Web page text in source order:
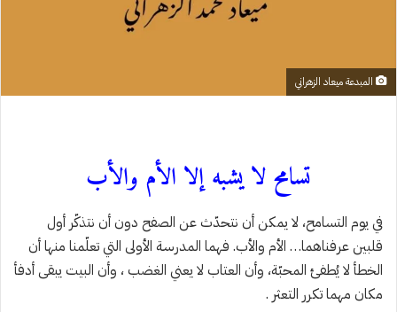
المبدعة ميعاد الزهراني
تسامح لا يشبه إلا الأم والأب
في يوم التسامح، لا يمكن أن نتحدّث عن الصفح دون أن نتذكّر أول
قلبين عرفناهما… الأم والأب. فهما المدرسة الأولى التي تعلّمنا منها أن
الخطأ لا يُطفئ المحبّة، وأن العتاب لا يعني الغضب ، وأن البيت يبقى أدفأ
مكان مهما تكرر التعثر .